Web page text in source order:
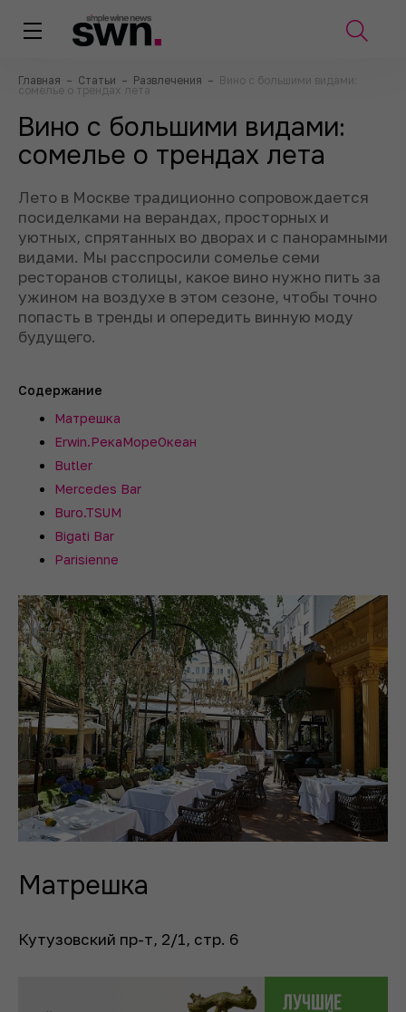
Главная – Статьи – Развлечения – Вино с большими видами:
сомелье о трендах лета
Вино с большими видами:
сомелье о трендах лета
Лето в Москве традиционно сопровождается
посиделками на верандах, просторных и
уютных, спрятанных во дворах и с панорамными
видами. Мы расспросили сомелье семи
ресторанов столицы, какое вино нужно пить за
ужином на воздухе в этом сезоне, чтобы точно
попасть в тренды и опередить винную моду
будущего.
Содержание
Матрешка
Erwin.РекаМореОкеан
Butler
Mercedes Bar
Buro.TSUM
Bigati Bar
Parisienne
Матрешка
Кутузовский пр-т, 2/1, стр. 6